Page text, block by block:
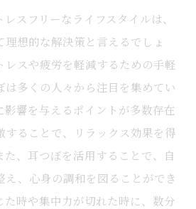
スフリーなライフスタイルは、
想的な解決策と言えるでしょ
レスや疲労を軽減するための手軽
は多くの人々から注目を集めてい
影響を与えるポイントが多数存在
することで、リラックス効果を得
た、耳つぼを活用することで、自
え、心身の調和を図ることができ
た時や集中力が切れた時に、数分